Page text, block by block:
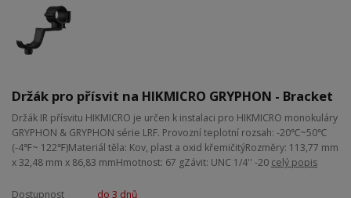
Držák pro přísvit na HIKMICRO GRYPHON - Bracket
Držák IR přísvitu HIKMICRO je určen k instalaci pro HIKMICRO monokuláry
GRYPHON & GRYPHON série LRF. Provozní teplotní rozsah: -20℃~50℃
(-4℉~ 122℉)Materiál těla: Kov, plast a oxid křemičitýRozměry: 113,77 mm
x 32,48 mm x 86,83 mmHmotnost: 67 gZávit: UNC 1/4'' -20 celý popis
Dostupnost do 3 dnů